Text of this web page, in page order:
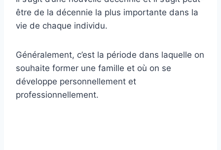
être de la décennie la plus importante dans la
vie de chaque individu.
Généralement, c’est la période dans laquelle on
souhaite former une famille et où on se
développe personnellement et
professionnellement.